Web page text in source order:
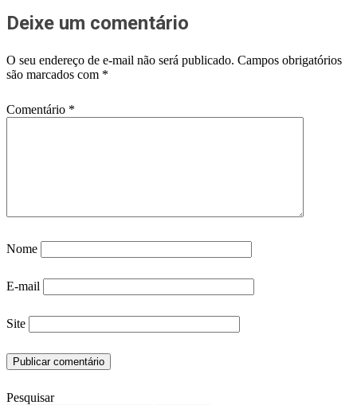
Deixe um comentário
O seu endereço de e-mail não será publicado. Campos obrigatórios
são marcados com *
Comentário *
Nome
E-mail
Site
Pesquisar